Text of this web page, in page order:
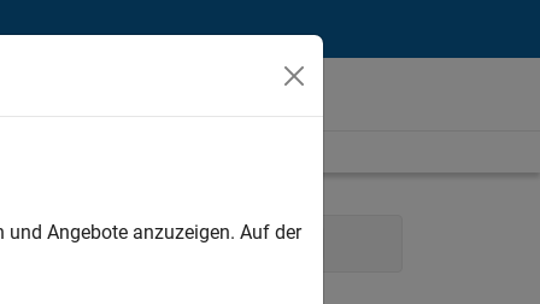
Marketing Communications Legal
Angebote anzuzeigen. Auf der